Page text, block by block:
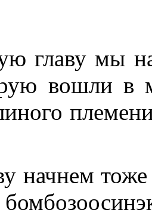
главу мы
вошли в
начнем